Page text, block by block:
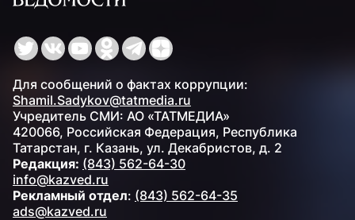
Для сообщений о фактах коррупции:
Shamil.Sadykov@tatmedia.ru
Учредитель СМИ: АО «ТАТМЕДИА»
420066, Российская Федерация, Республика
Татарстан, г. Казань, ул. Декабристов, д. 2
Редакция: (843) 562-64-30
info@kazved.ru
Рекламный отдел: (843) 562-64-35
ads@kazved.ru